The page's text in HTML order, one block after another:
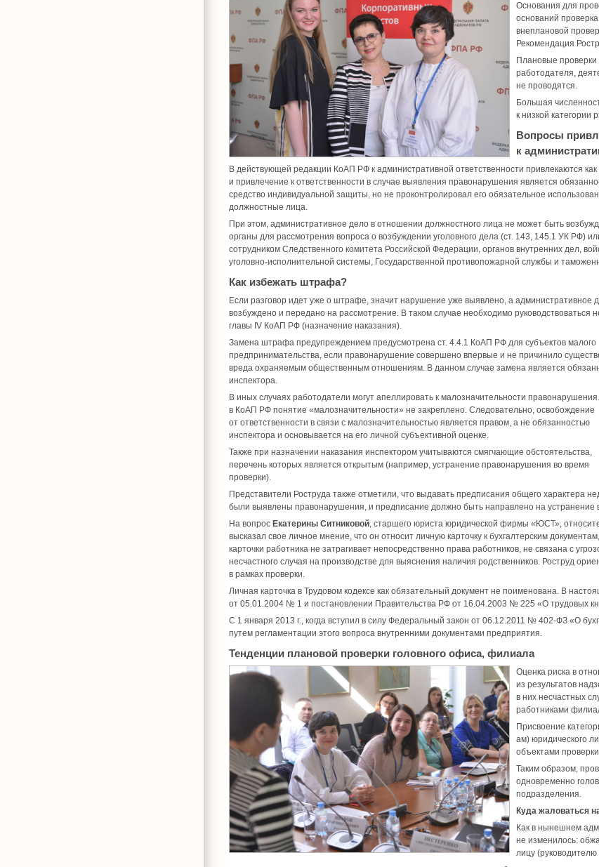
Основания для
оснований
внеплановой
Рекомендация
Плановые проверки
работодателя,
не проводятся.
Большая
к низкой категории
Вопросы
к
В действующей редакции КоАП РФ к административной ответственности привлекаются
и привлечение к ответственности в случае выявления правонарушения является
средство индивидуальной защиты, но не проконтролировал его обязательное
должностные лица.
При этом, административное дело в отношении должностного лица не может быть
органы для рассмотрения вопроса о возбуждении уголовного дела (ст. 143, 145.1 УК РФ)
сотрудником Следственного комитета Российской Федерации, органов внутренних дел,
уголовно-исполнительной системы, Государственной противопожарной службы и
Как избежать штрафа?
Если разговор идет уже о штрафе, значит нарушение уже выявлено, а административное
возбуждено и передано на рассмотрение. В таком случае необходимо руководствоваться
главы IV КоАП РФ (назначение наказания).
Замена штрафа предупреждением предусмотрена ст. 4.4.1 КоАП РФ для субъектов малого
предпринимательства, если правонарушение совершено впервые и не причинило
вреда охраняемым общественным отношениям. В данном случае замена является
инспектора.
В иных случаях работодатели могут апеллировать к малозначительности
в КоАП РФ понятие «малозначительности» не закреплено. Следовательно, освобождение
от ответственности в связи с малозначительностью является правом, а не обязанностью
инспектора и основывается на его личной субъективной оценке.
Также при назначении наказания инспектором учитываются смягчающие обстоятельства,
перечень которых является открытым (например, устранение правонарушения во время
проверки).
Представители Роструда также отметили, что выдавать предписания общего характера
были выявлены правонарушения, и предписание должно быть направлено на
На вопрос Екатерины Ситниковой, старшего юриста юридической фирмы «ЮСТ»,
высказал свое личное мнение, что он относит личную карточку к бухгалтерским
карточки работника не затрагивает непосредственно права работников, не связана с
несчастного случая на производстве для выяснения наличия родственников. Роструд
в рамках проверки.
Личная карточка в Трудовом кодексе как обязательный документ не поименована. В
от 05.01.2004 № 1 и постановлении Правительства РФ от 16.04.2003 № 225 «О трудовых
С 1 января 2013 г., когда вступил в силу Федеральный закон от 06.12.2011 № 402-ФЗ «О
путем регламентации этого вопроса внутренними документами предприятия.
Тенденции плановой проверки головного офиса, филиала
Оценка риска в
из результатов
в них несчастных
работниками
Присвоение
ам) юридического
объектами
Таким образом,
одновременно
подразделения.
Куда жаловаться
Как в нынешнем
не изменилось:
лицу